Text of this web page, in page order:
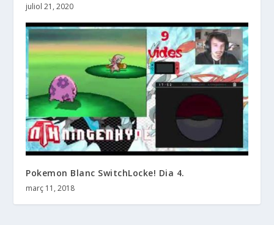
juliol 21, 2020
Pokemon Blanc SwitchLocke! Dia 4.
març 11, 2018